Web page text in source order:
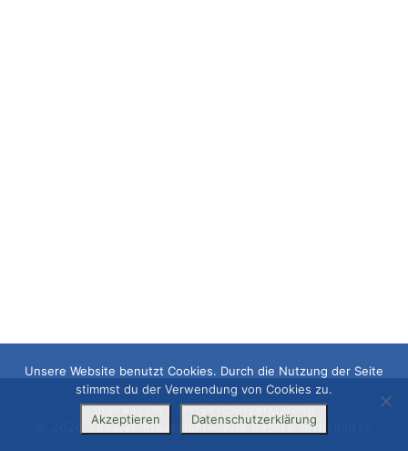
Impressum| Datenschutzerklärung
Theater Bruckmühl– Alle Rechte vorbehalten
Unsere Website benutzt Cookies. Durch die Nutzung der Seite
stimmst du der Verwendung von Cookies zu.
Akzeptieren Datenschutzerklärung